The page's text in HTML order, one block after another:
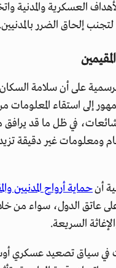
العسكرية والمدنية
لتجنب إلحاق الضرر بالمدنيين.
على أن سلامة السكان
إلى استقاء المعلومات
في ظل ما قد
ومعلومات غير دقيقة
أنحماية أرواح المدنيين
عاتق الدول، سواء من
السريعة.
في سياق تصعيد عسكري